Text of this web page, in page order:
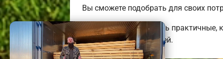
Вы сможете подобрать для своих
Мы готовы предложить практичные,
трехэтажных коттеджей.